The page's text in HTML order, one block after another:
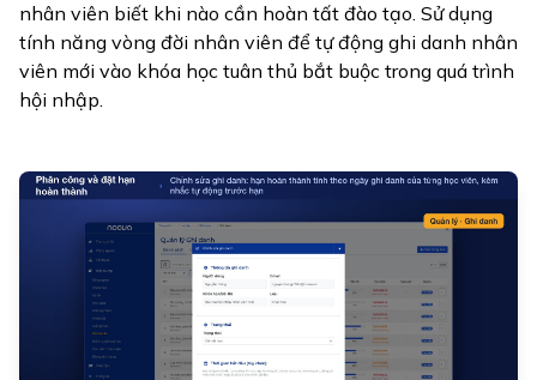
nhân viên biết khi nào cần hoàn tất đào tạo. Sử dụng
tính năng vòng đời nhân viên để tự động ghi danh nhân
viên mới vào khóa học tuân thủ bắt buộc trong quá trình
hội nhập.